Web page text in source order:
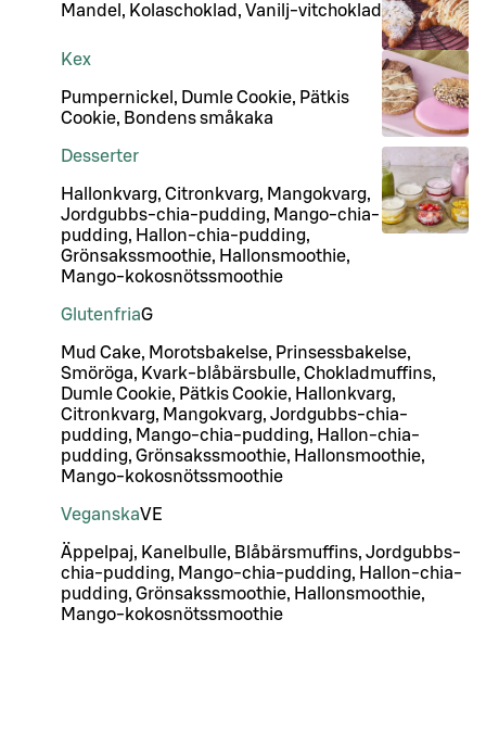
Mandel, Kolaschoklad, Vanilj-vitchoklad
Kex
Pumpernickel, Dumle Cookie, Pätkis
Cookie, Bondens småkaka
Desserter
Hallonkvarg, Citronkvarg, Mangokvarg,
Jordgubbs-chia-pudding, Mango-chia-
pudding, Hallon-chia-pudding,
Grönsakssmoothie, Hallonsmoothie,
Mango-kokosnötssmoothie
GlutenfriaG
Mud Cake, Morotsbakelse, Prinsessbakelse,
Smöröga, Kvark-blåbärsbulle, Chokladmuffins,
Dumle Cookie, Pätkis Cookie, Hallonkvarg,
Citronkvarg, Mangokvarg, Jordgubbs-chia-
pudding, Mango-chia-pudding, Hallon-chia-
pudding, Grönsakssmoothie, Hallonsmoothie,
Mango-kokosnötssmoothie
VeganskaVE
Äppelpaj, Kanelbulle, Blåbärsmuffins, Jordgubbs-
chia-pudding, Mango-chia-pudding, Hallon-chia-
pudding, Grönsakssmoothie, Hallonsmoothie,
Mango-kokosnötssmoothie